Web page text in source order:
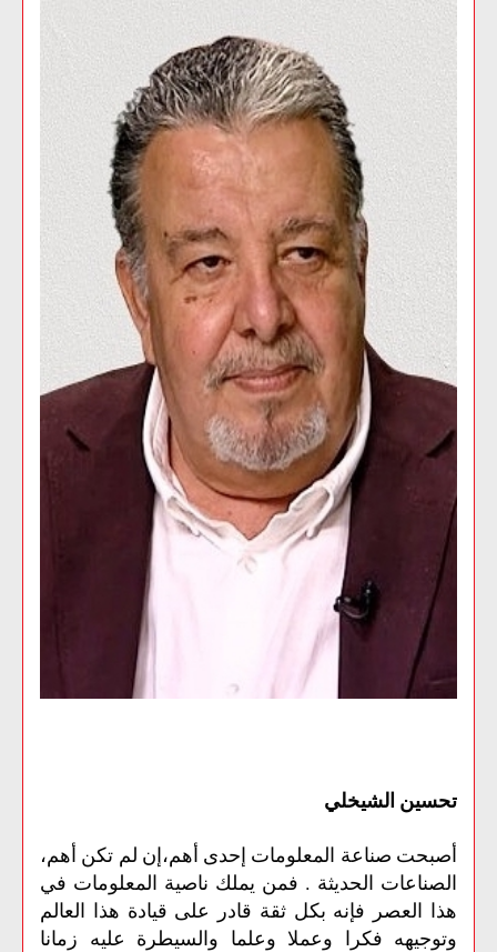
تحسين الشيخلي
أصبحت صناعة المعلومات إحدى أهم،إن لم تكن أهم،
الصناعات الحديثة . فمن يملك ناصية المعلومات في
هذا العصر فإنه بكل ثقة قادر على قيادة هذا العالم
وتوجيهه فكرا وعملا وعلما والسيطرة عليه زمانا